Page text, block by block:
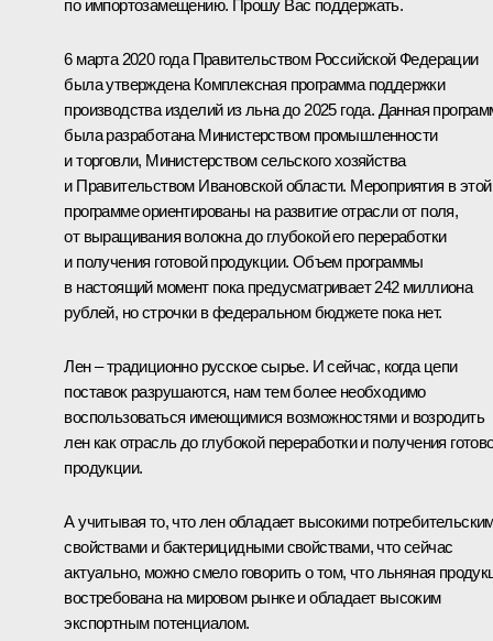
по импортозамещению. Прошу Вас поддержать.
6 марта 2020 года Правительством Российской Федерации
была утверждена Комплексная программа поддержки
производства изделий из льна до 2025 года. Данная
была разработана Министерством промышленности
и торговли, Министерством сельского хозяйства
и Правительством Ивановской области. Мероприятия в этой
программе ориентированы на развитие отрасли от поля,
от выращивания волокна до глубокой его переработки
и получения готовой продукции. Объем программы
в настоящий момент пока предусматривает 242 миллиона
рублей, но строчки в федеральном бюджете пока нет.
Лен – традиционно русское сырье. И сейчас, когда цепи
поставок разрушаются, нам тем более необходимо
воспользоваться имеющимися возможностями и возродить
лен как отрасль до глубокой переработки и получения
продукции.
А учитывая то, что лен обладает высокими
свойствами и бактерицидными свойствами, что сейчас
актуально, можно смело говорить о том, что льняная
востребована на мировом рынке и обладает высоким
экспортным потенциалом.